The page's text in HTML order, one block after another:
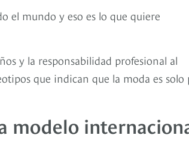
el mundo y eso es lo que quiere
y la responsabilidad profesional al
que indican que la moda es solo
modelo